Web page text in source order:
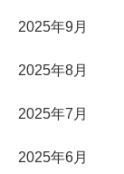
2025年9月
2025年8月
2025年7月
2025年6月